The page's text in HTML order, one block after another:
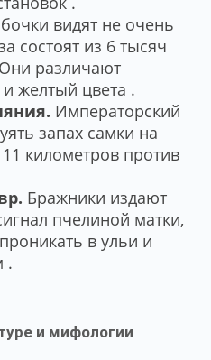
видят не очень
состоят из 6 тысяч
различают
желтый цвета .
Императорский
запах самки на
километров против
Бражники издают
пчелиной матки,
в ульи и
.
и мифологии